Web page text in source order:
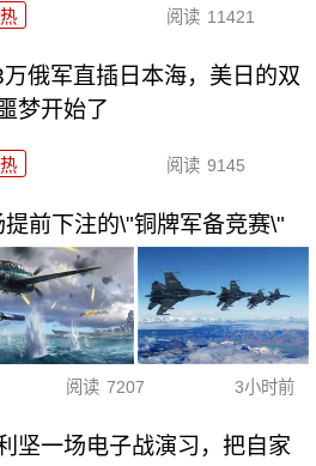
阅读 11421
万俄军直插日本海，美日的双
梦开始了
阅读 9145
前下注的\"铜牌军备竞赛\"
阅读 7207 3小时前
坚一场电子战演习，把自家